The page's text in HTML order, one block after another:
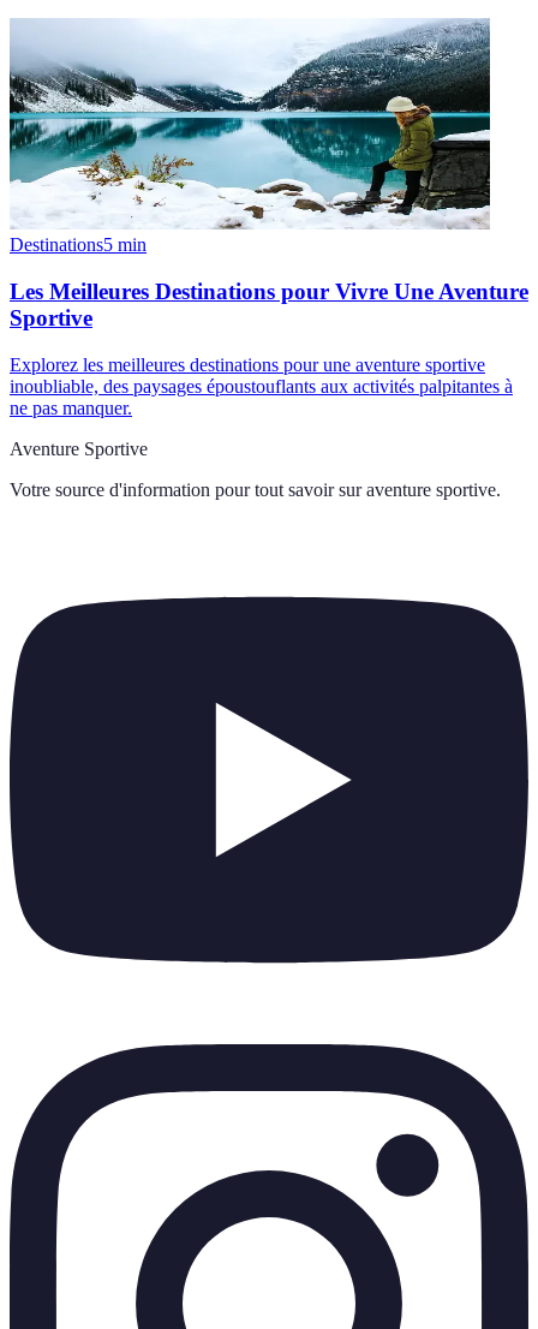
Destinations5 min
Les Meilleures Destinations pour Vivre Une Aventure
Sportive
Explorez les meilleures destinations pour une aventure sportive
inoubliable, des paysages époustouflants aux activités palpitantes à
ne pas manquer.
Aventure Sportive
Votre source d'information pour tout savoir sur aventure sportive.